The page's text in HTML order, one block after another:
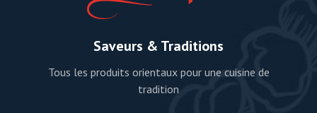
Saveurs & Traditions
Tous les produits orientaux pour une cuisine de
tradition